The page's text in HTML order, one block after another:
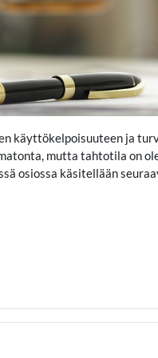
käyttökelpoisuuteen ja
mutta tahtotila on
osiossa käsitellään